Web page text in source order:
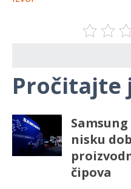
Pročitajte
nisku
čipova